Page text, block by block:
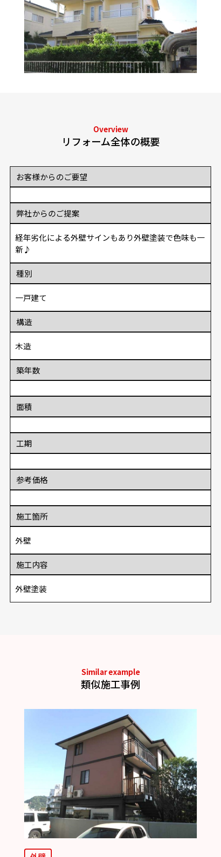
Overview
リフォーム全体の概要
お客様からのご要望
弊社からのご提案
経年劣化による外壁サインもあり外壁塗装で色味も一
新♪
種別
一戸建て
構造
木造
築年数
面積
工期
参考価格
施工箇所
外壁
施工内容
外壁塗装
Similar example
類似施工事例